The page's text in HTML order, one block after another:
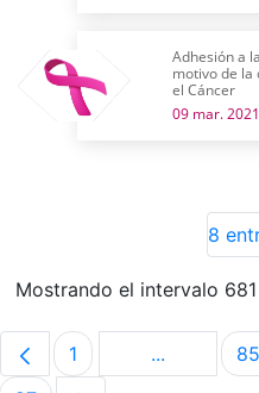
Adhesión a
motivo de la
el Cáncer
09 mar. 2021
8
Mostrando el intervalo
Página
1 ...Páginas 85